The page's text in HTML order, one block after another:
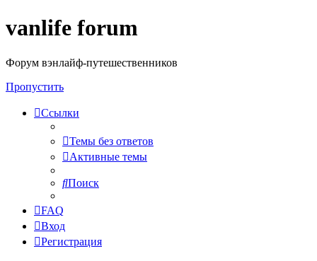
vanlife forum
Форум вэнлайф-путешественников
Пропустить
Ссылки
Темы без ответов
Активные темы
Поиск
FAQ
Вход
Регистрация